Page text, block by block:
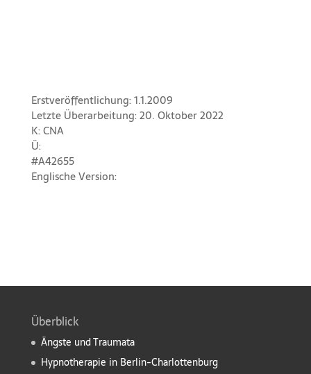
Erstveröffentlichung: 1.1.2009
Letzte Überarbeitung: 20. Oktober 2022
K: CNA
Ü:
#A42655
Englische Version:
Überblick
Ängste und Traumata
Hypnotherapie in Berlin-Charlottenburg